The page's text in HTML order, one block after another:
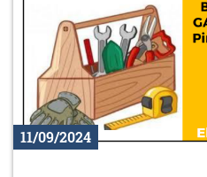
11/09/2024